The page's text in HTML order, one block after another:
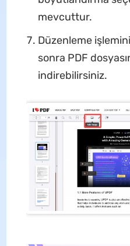
mevcuttur.
Düzenleme
sonra PDF
indirebilirsiniz.